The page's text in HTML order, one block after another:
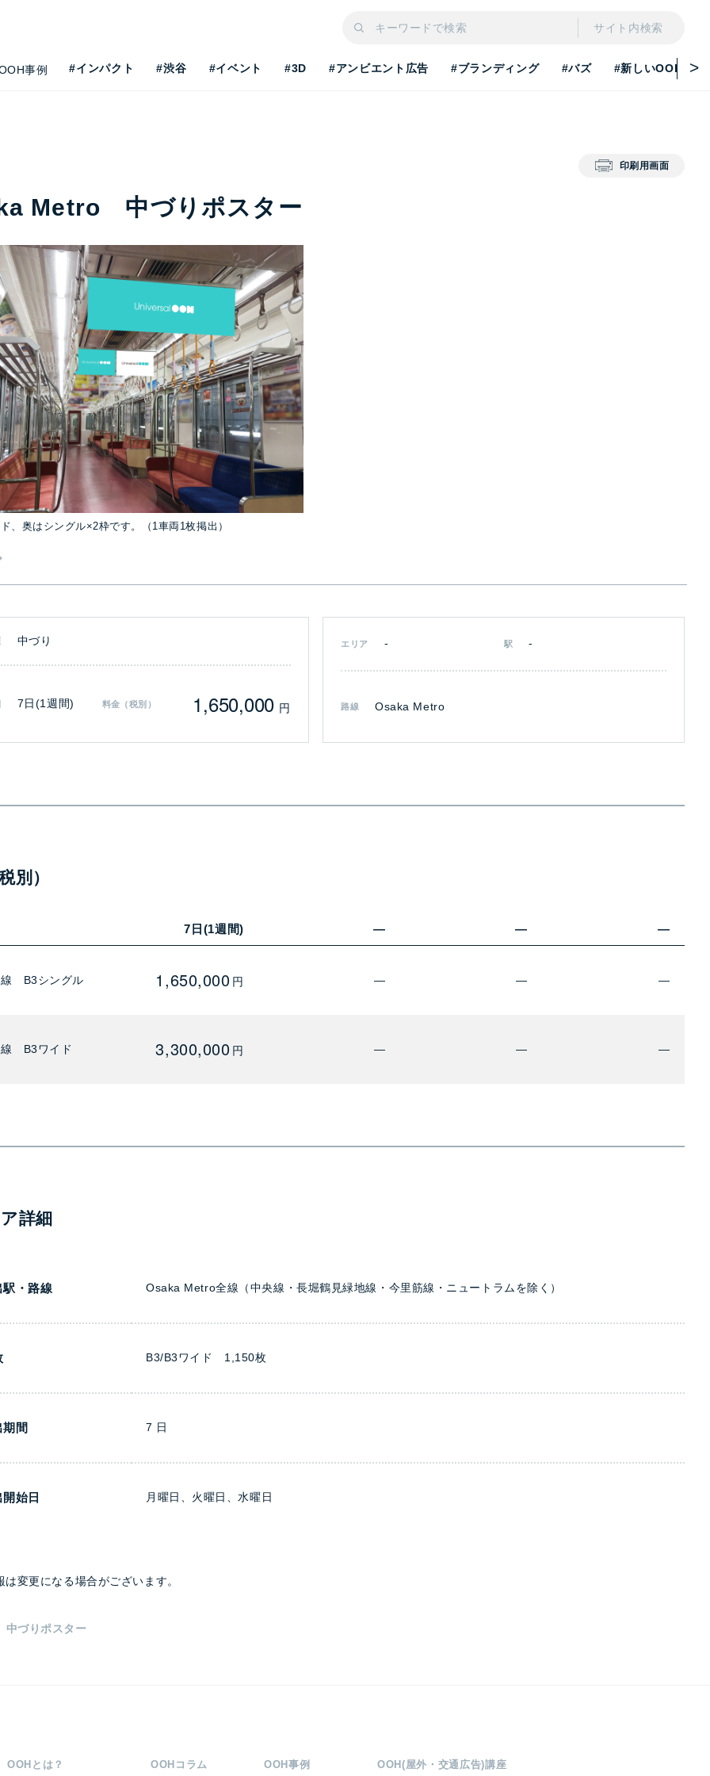
サイト内検索
事例 #インパクト #渋谷 #イベント #3D #アンビエント広告 #ブランディング #バズ #新しいOOH
新事情を知りたい
印刷用画面
Metro 中づりポスター
、奥はシングル×2枠です。（1車両1枚掲出）
中づり
7日(1週間) 料金（税別） 1,650,000 円
エリア - 駅 -
路線 Osaka Metro
別）
7日(1週間) — — —
B3シングル 1,650,000 円 — — —
B3ワイド 3,300,000 円 — — —
詳細
駅・路線 Osaka Metro全線（中央線・長堀鶴見緑地線・今里筋線・ニュートラムを除く）
B3/B3ワイド 1,150枚
間 7 日
始日 月曜日、火曜日、水曜日
は変更になる場合がございます。
づりポスター
OOHとは？ OOHコラム OOH事例 OOH(屋外・交通広告)講座